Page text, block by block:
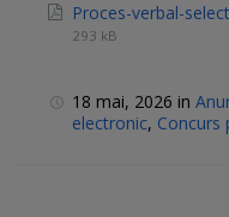
Proces-verbal-
293 kB
18 mai, 2026 in
electronic, Concurs